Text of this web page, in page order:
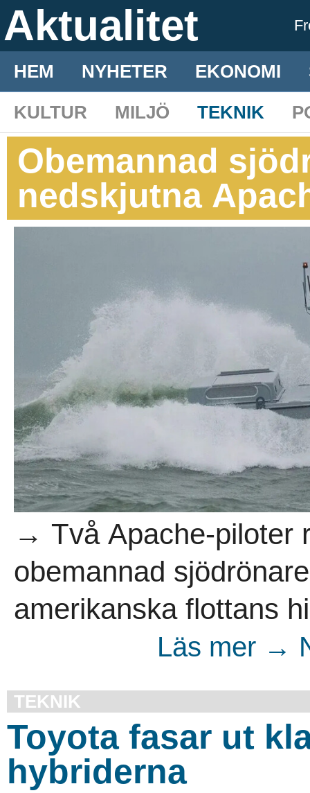
Aktualitet
HEM NYHETER EKONOMI
KULTUR
MILJÖ TEKNIK
Obemannad
nedskjutna
→ Två Apache-piloter
obemannad
amerikanska flottans
Läs mer →
TEKNIK
Toyota fasar ut
hybriderna